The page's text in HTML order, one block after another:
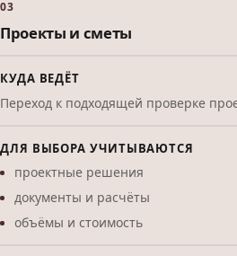
03
Проекты и сметы
КУДА ВЕДЁТ
Переход к подходящей проверке
ДЛЯ ВЫБОРА УЧИТЫВАЮТСЯ
проектные решения
документы и расчёты
объёмы и стоимость